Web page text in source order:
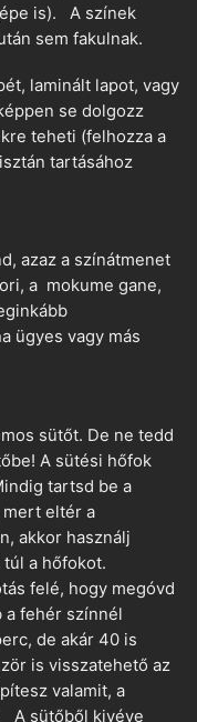
is). A színek
sem fakulnak.
laminált lapot, vagy
se dolgozz
teheti (felhozza a
tartásához
azaz a színátmenet
a mokume gane,
ügyes vagy más
sütőt. De ne tedd
A sütési hőfok
tartsd be a
eltér a
akkor használj
a hőfokot.
felé, hogy megóvd
a fehér színnél
de akár 40 is
is visszatehető az
valamit, a
A sütőből kivéve